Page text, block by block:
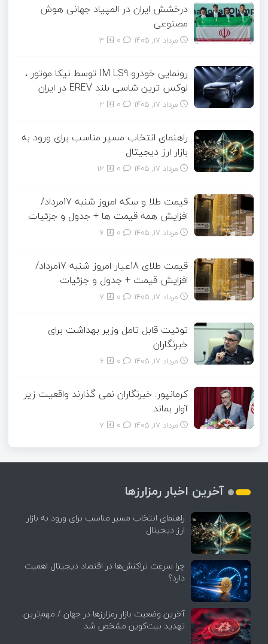
درخشش ایران در المپیاد جهانی هوش
مصنوعی
مرداد ۱۷, ۱۴۰۵ 3
رونمایی خودرو IM LS9 توسط نیکا موتور ،
لوکس ترین شاسی بلند EREV در ایران
مرداد ۱۷, ۱۴۰۵ 2
راهنمای انتخاب مسیر مناسب برای ورود به
بازار ارز دیجیتال
مرداد ۱۷, ۱۴۰۵ 12
قیمت طلا و سکه امروز شنبه 17مرداد/
افزایش همه قیمت ها + جدول و جزئیات
مرداد ۱۷, ۱۴۰۵ 6
قیمت طلای 18عیار امروز شنبه 17مرداد/
افزایش قیمت + جدول و جزئیات
مرداد ۱۷, ۱۴۰۵ 7
توئیت قابل تامل وزیر بهداشت برای
خبرنگاران
مرداد ۱۷, ۱۴۰۵ 6
کرمانپور: خبرنگاران نمی گذارند واقعیت زیر
آوار بماند
مرداد ۱۷, ۱۴۰۵ 7
آخرین اخبار رمزارزها
راهنمای انتخاب مسیر مناسب برای ورود به بازار
ارز دیجیتال
چرا سرعت تراکنش‌ها در اقتصاد دیجیتال اهمیت
دارد؟
آخرین وضعیت بازار رمزارزها در جهان / مهم‌ترین
تهدید بیت‌کوین مشخص شد